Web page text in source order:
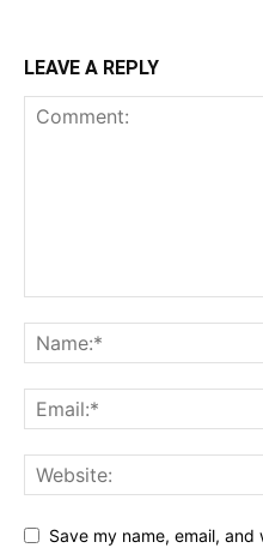
LEAVE A REPLY
Save my name, email,